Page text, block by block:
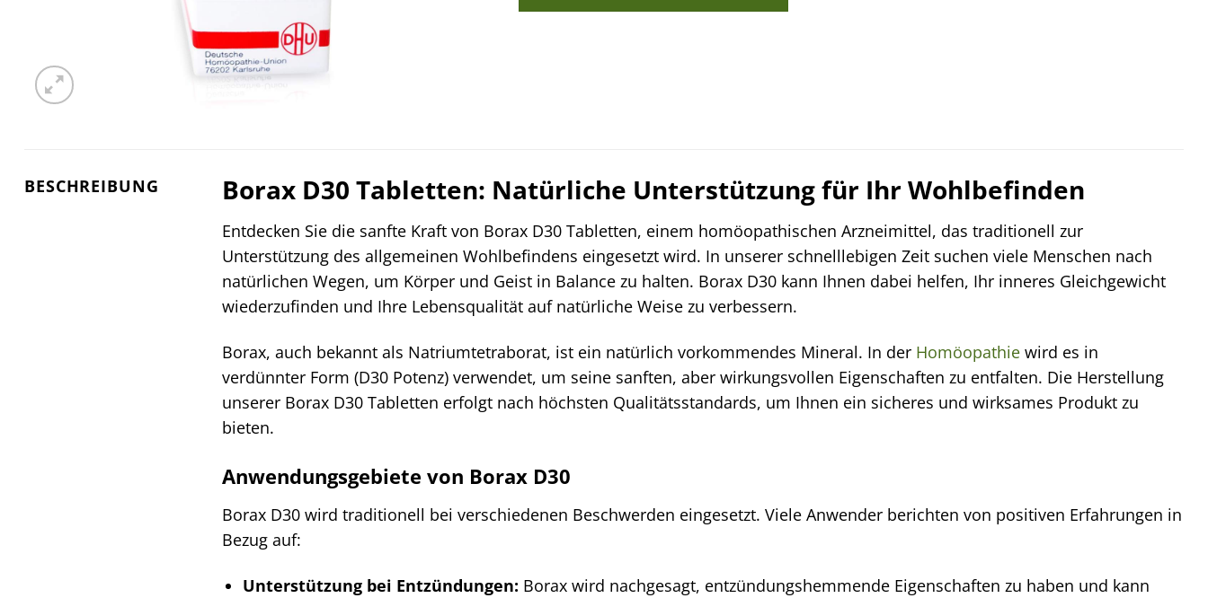
BESCHREIBUNG Borax D30 Tabletten: Natürliche Unterstützung für Ihr Wohlbefinden
Entdecken Sie die sanfte Kraft von Borax D30 Tabletten, einem homöopathischen Arzneimittel, das traditionell zur
Unterstützung des allgemeinen Wohlbefindens eingesetzt wird. In unserer schnelllebigen Zeit suchen viele Menschen nach
natürlichen Wegen, um Körper und Geist in Balance zu halten. Borax D30 kann Ihnen dabei helfen, Ihr inneres Gleichgewicht
wiederzufinden und Ihre Lebensqualität auf natürliche Weise zu verbessern.
Borax, auch bekannt als Natriumtetraborat, ist ein natürlich vorkommendes Mineral. In der Homöopathie wird es in
verdünnter Form (D30 Potenz) verwendet, um seine sanften, aber wirkungsvollen Eigenschaften zu entfalten. Die Herstellung
unserer Borax D30 Tabletten erfolgt nach höchsten Qualitätsstandards, um Ihnen ein sicheres und wirksames Produkt zu
bieten.
Anwendungsgebiete von Borax D30
Borax D30 wird traditionell bei verschiedenen Beschwerden eingesetzt. Viele Anwender berichten von positiven Erfahrungen in
Bezug auf:
Unterstützung bei Entzündungen: Borax wird nachgesagt, entzündungshemmende Eigenschaften zu haben und kann